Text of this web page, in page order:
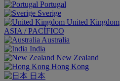
Portugal
Sverige
United Kingdom
ASIA / PACÍFICO
Australia
India
New Zealand
Hong Kong
日本